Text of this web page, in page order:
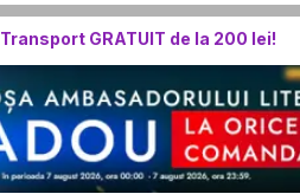
Transport GRATUIT de la 200 lei!